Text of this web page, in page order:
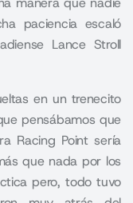
paciencia escaló
Lance Stroll
en un trenecito
pensábamos que
Racing Point sería
que nada por los
pero, todo tuvo